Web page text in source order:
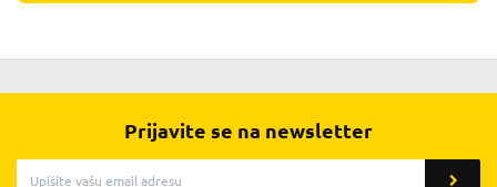
Prijavite se na newsletter